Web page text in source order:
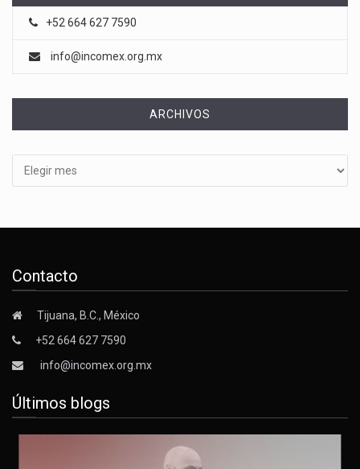
+52 664 627 7590
info@incomex.org.mx
ARCHIVOS
Contacto
Tijuana, B.C., México
+52 664 627 7590
info@incomex.org.mx
Últimos blogs